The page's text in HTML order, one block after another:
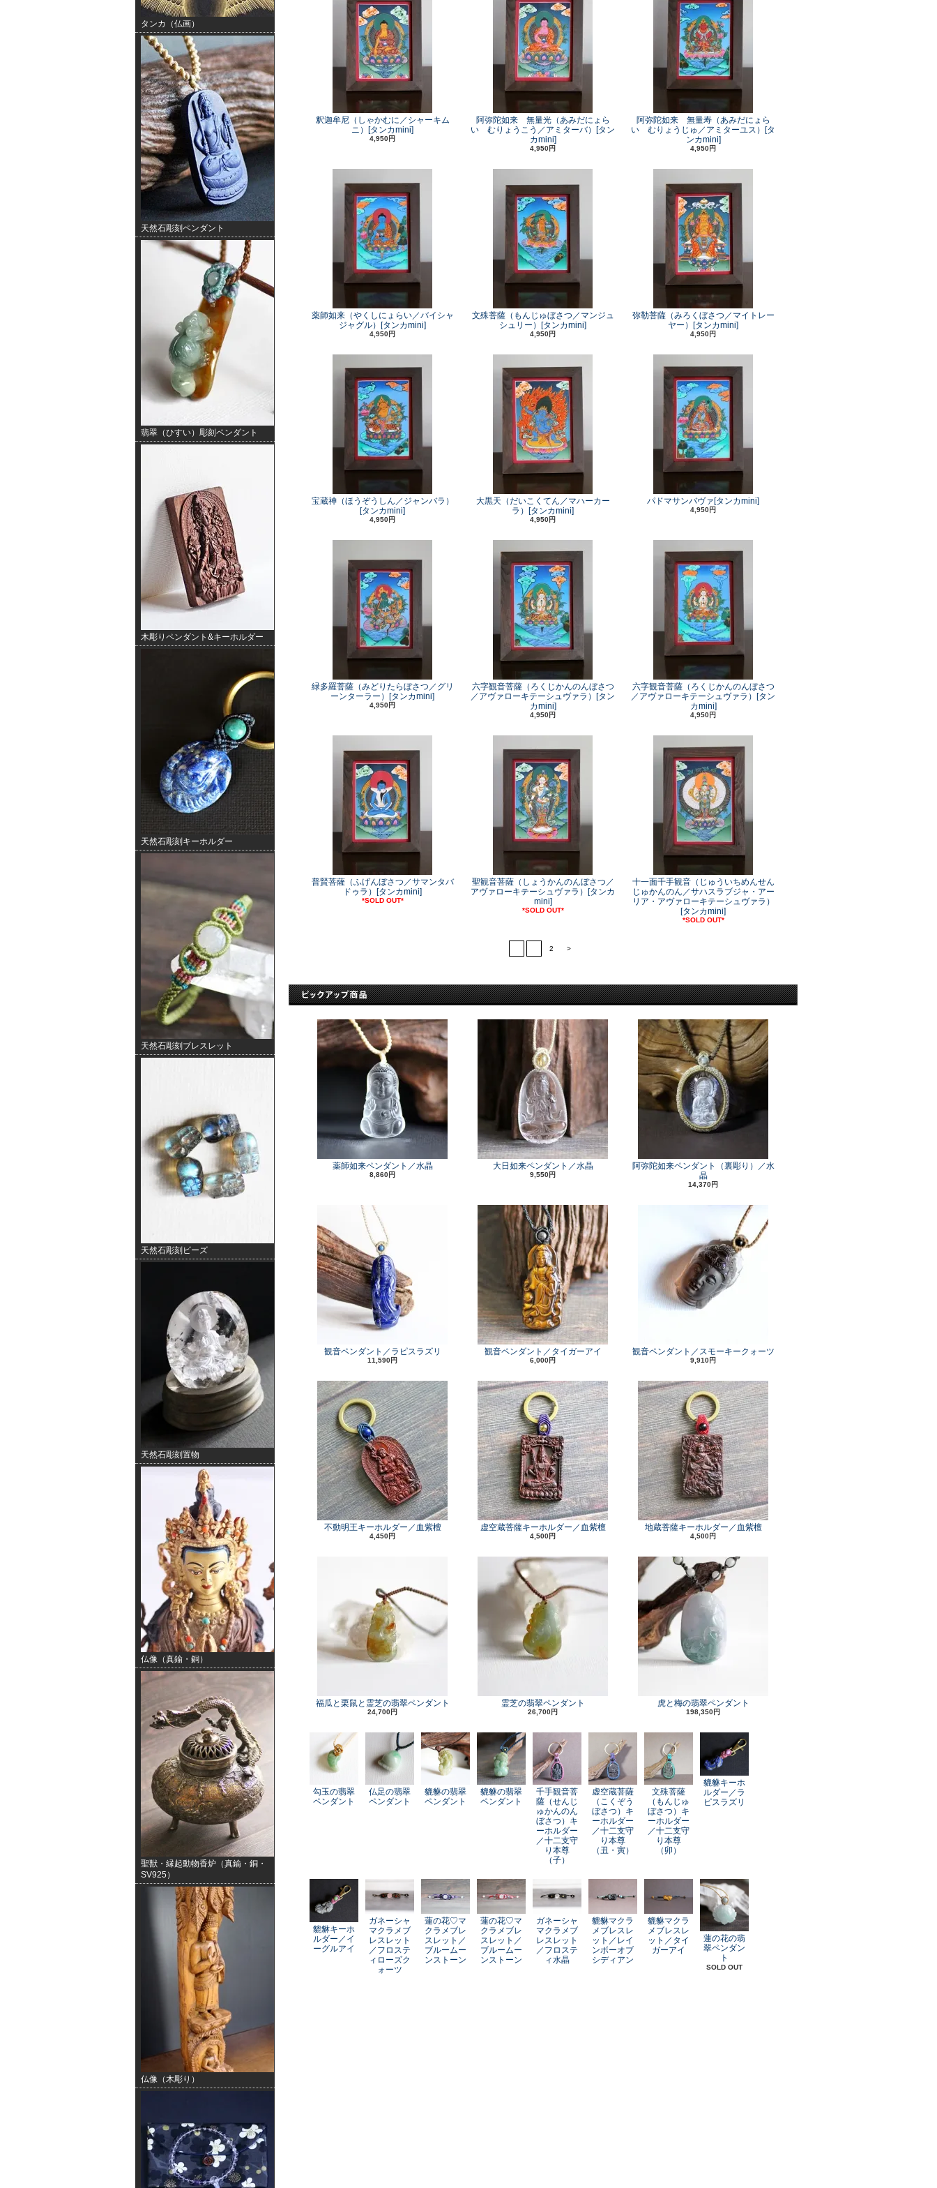
タンカ（仏画）
天然石彫刻ペンダント
翡翠（ひすい）彫刻ペンダント
木彫りペンダント&キーホルダー
天然石彫刻キーホルダー
天然石彫刻ブレスレット
天然石彫刻ビーズ
天然石彫刻置物
仏像（真鍮・銅）
聖獣・縁起動物香炉（真鍮・銅・
SV925）
仏像（木彫り）
釈迦牟尼（しゃかむに／シャーキム
ニ）[タンカmini]
4,950円
阿弥陀如来 無量光（あみだにょら
い むりょうこう／アミターバ）[タン
カmini]
4,950円
阿弥陀如来 無量寿（あみだにょら
い むりょうじゅ／アミターユス）[タ
ンカmini]
4,950円
薬師如来（やくしにょらい／バイシャ
ジャグル）[タンカmini]
4,950円
文殊菩薩（もんじゅぼさつ／マンジュ
シュリー）[タンカmini]
4,950円
弥勒菩薩（みろくぼさつ／マイトレー
ヤー）[タンカmini]
4,950円
宝蔵神（ほうぞうしん／ジャンバラ）
[タンカmini]
4,950円
大黒天（だいこくてん／マハーカー
ラ）[タンカmini]
4,950円
パドマサンバヴァ[タンカmini]
4,950円
緑多羅菩薩（みどりたらぼさつ／グリ
ーンターラー）[タンカmini]
4,950円
六字観音菩薩（ろくじかんのんぼさつ
／アヴァローキテーシュヴァラ）[タン
カmini]
4,950円
六字観音菩薩（ろくじかんのんぼさつ
／アヴァローキテーシュヴァラ）[タン
カmini]
4,950円
普賢菩薩（ふげんぼさつ／サマンタバ
ドゥラ）[タンカmini]
*SOLD OUT*
聖観音菩薩（しょうかんのんぼさつ／
アヴァローキテーシュヴァラ）[タンカ
mini]
*SOLD OUT*
十一面千手観音（じゅういちめんせん
じゅかんのん／サハスラブジャ・アー
リア・アヴァローキテーシュヴァラ）
[タンカmini]
*SOLD OUT*
2 >
薬師如来ペンダント／水晶
8,860円
大日如来ペンダント／水晶
9,550円
阿弥陀如来ペンダント（裏彫り）／水
晶
14,370円
観音ペンダント／ラピスラズリ
11,590円
観音ペンダント／タイガーアイ
6,000円
観音ペンダント／スモーキークォーツ
9,910円
不動明王キーホルダー／血紫檀
4,450円
虚空蔵菩薩キーホルダー／血紫檀
4,500円
地蔵菩薩キーホルダー／血紫檀
4,500円
福瓜と栗鼠と霊芝の翡翠ペンダント
24,700円
霊芝の翡翠ペンダント
26,700円
虎と梅の翡翠ペンダント
198,350円
勾玉の翡翠
ペンダント
仏足の翡翠
ペンダント
貔貅の翡翠
ペンダント
貔貅の翡翠
ペンダント
千手観音菩
薩（せんじ
ゅかんのん
ぼさつ）キ
ーホルダー
／十二支守
り本尊
（子）
虚空蔵菩薩
（こくぞう
ぼさつ）キ
ーホルダー
／十二支守
り本尊
（丑・寅）
文殊菩薩
（もんじゅ
ぼさつ）キ
ーホルダー
／十二支守
り本尊
（卯）
貔貅キーホ
ルダー／ラ
ピスラズリ
貔貅キーホ
ルダー／イ
ーグルアイ
ガネーシャ
マクラメブ
レスレット
／フロステ
ィローズク
ォーツ
蓮の花♡マ
クラメブレ
スレット／
ブルームー
ンストーン
蓮の花♡マ
クラメブレ
スレット／
ブルームー
ンストーン
ガネーシャ
マクラメブ
レスレット
／フロステ
ィ水晶
貔貅マクラ
メブレスレ
ット／レイ
ンボーオブ
シディアン
貔貅マクラ
メブレスレ
ット／タイ
ガーアイ
蓮の花の翡
翠ペンダン
ト
SOLD OUT